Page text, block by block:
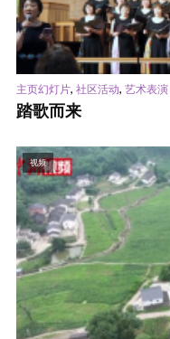
主页幻灯片, 社区活动, 艺术表演
踏歌而来
视频